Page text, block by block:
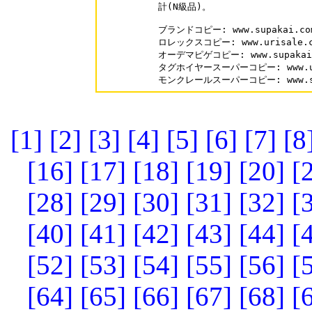
計(N級品)。
ブランドコピー:
ロレックスコピー:
オーデマピゲコピー:
タグホイヤースーパーコピー:
モンクレールスーパーコピー:
[1] [2] [3] [4] [5] [6] [7]
[16] [17] [18] [19] [20]
[28] [29] [30] [31] [32]
[40] [41] [42] [43] [44]
[52] [53] [54] [55] [56]
[64] [65] [66] [67] [68]